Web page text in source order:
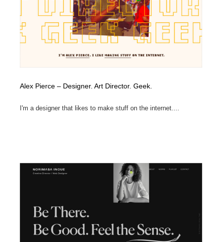
Alex Pierce – Designer. Art Director. Geek.
I'm a designer that likes to make stuff on the internet....